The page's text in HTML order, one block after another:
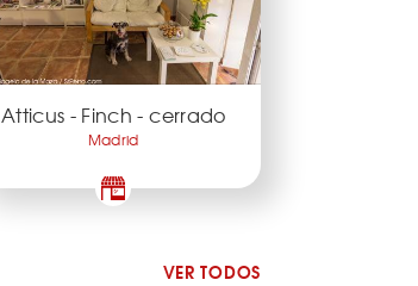
Atticus - Finch - cerrado
Madrid
VER TODOS